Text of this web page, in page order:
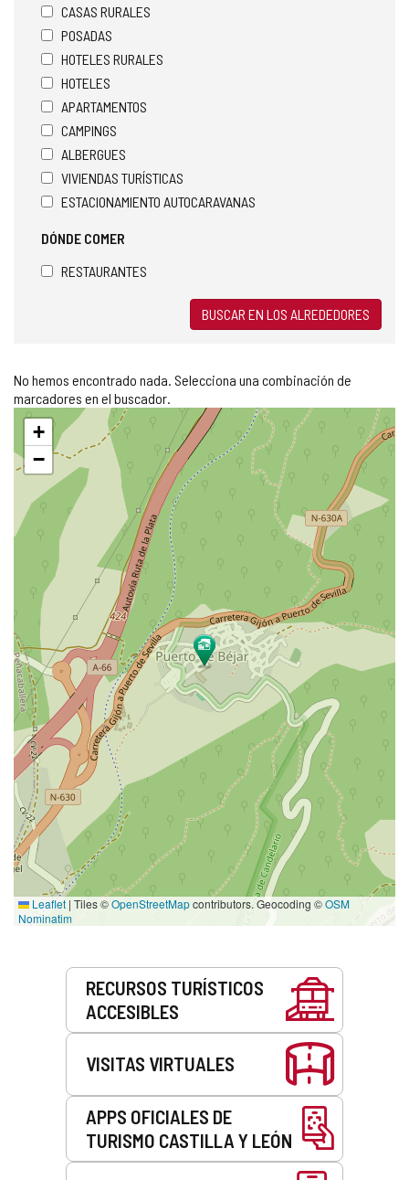
CASAS RURALES
POSADAS
HOTELES RURALES
HOTELES
APARTAMENTOS
CAMPINGS
ALBERGUES
VIVIENDAS TURÍSTICAS
ESTACIONAMIENTO AUTOCARAVANAS
DÓNDE COMER
RESTAURANTES
BUSCAR EN LOS ALREDEDORES
No hemos encontrado nada. Selecciona una combinación de
marcadores en el buscador.
Saltar
mapa
+
−
Leaflet | Tiles ©OpenStreetMapcontributors. Geocoding ©OSM
Nominatim
RECURSOS TURÍSTICOS
ACCESIBLES
VISITAS VIRTUALES
APPS OFICIALES DE
TURISMO CASTILLA Y LEÓN